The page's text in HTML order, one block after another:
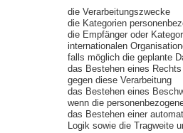
die Verarbeitungszwecke
die Kategorien
die Empfänger oder
internationalen
falls möglich die geplante
das Bestehen eines
gegen diese Verarbeitung
das Bestehen eines
wenn die
das Bestehen einer
Logik sowie die Tragweite